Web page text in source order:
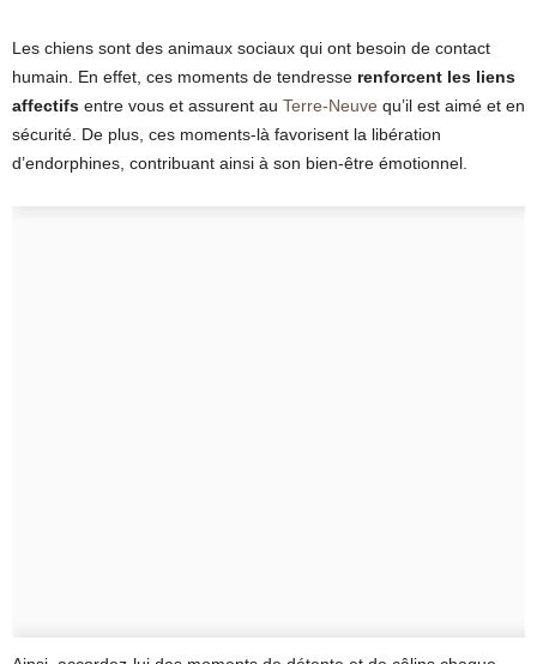
Les chiens sont des animaux sociaux qui ont besoin de contact
humain. En effet, ces moments de tendresse renforcent les liens
affectifs entre vous et assurent au Terre-Neuve qu’il est aimé et en
sécurité. De plus, ces moments-là favorisent la libération
d’endorphines, contribuant ainsi à son bien-être émotionnel.